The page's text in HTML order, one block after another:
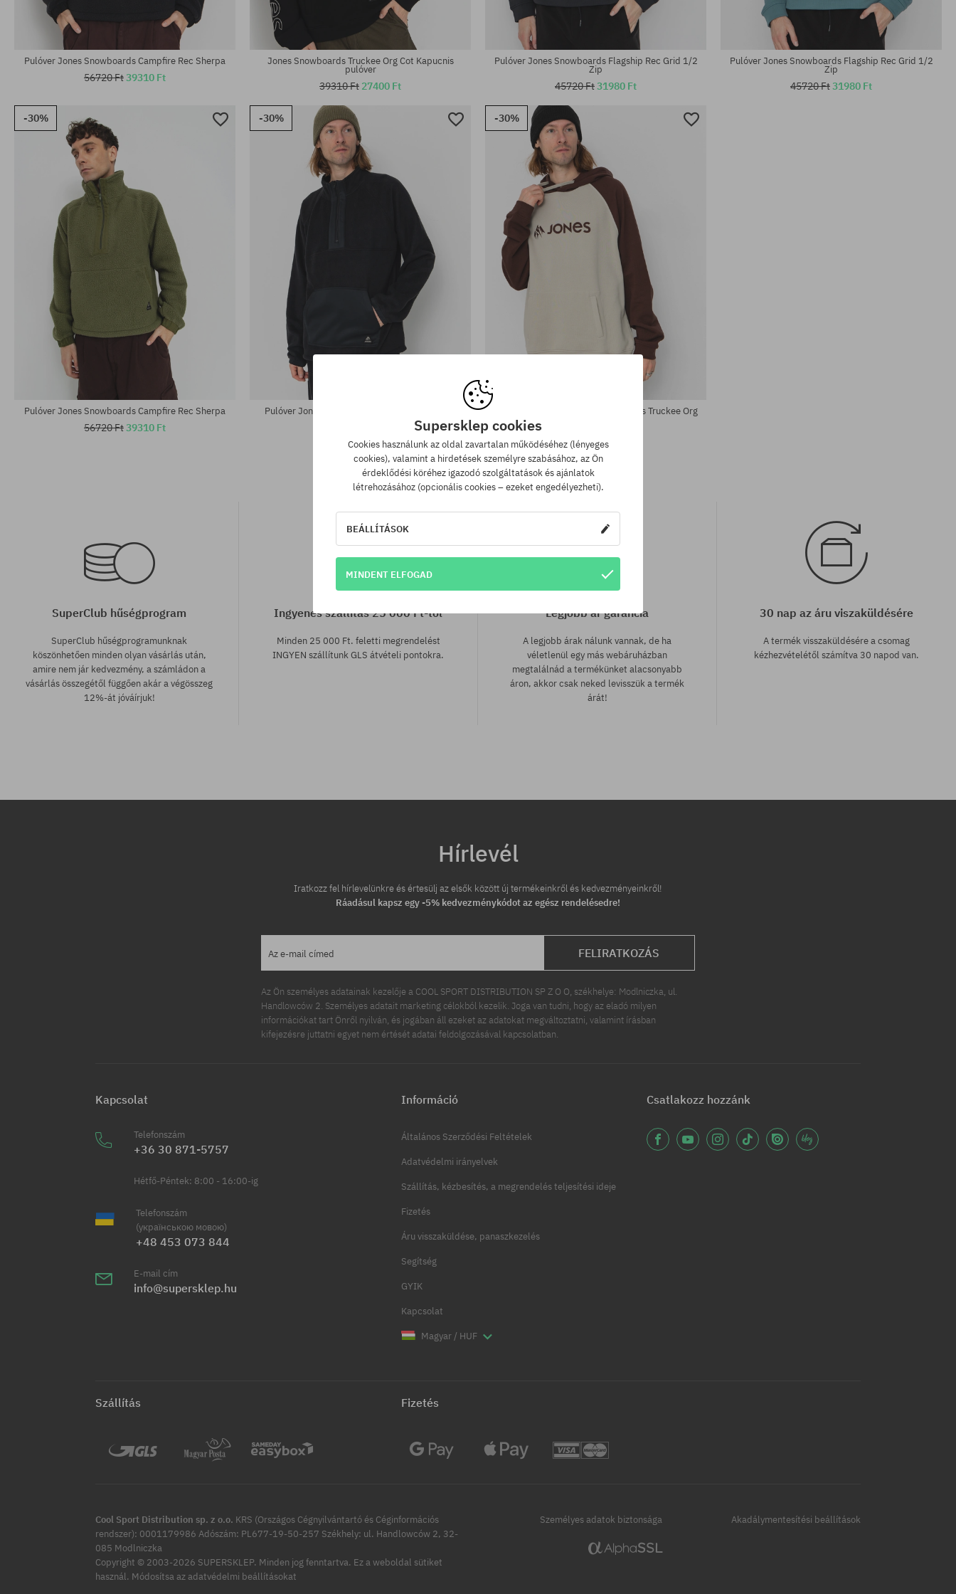
Elérhető méretek:
Pulóver Jones Snowboards Campfire Rec Sherpa
56720 Ft39310 Ft
Elérhető méretek:
Jones Snowboards Truckee Org Cot Kapucnis
pulóver
39310 Ft 27400 Ft
Pulóver Jones Snowboards Flagship Rec Grid 1/2
Zip
45720 Ft31980 Ft
Pulóver Jones Snowboards Flagship Rec Grid 1/2
Zip
45720 Ft31980 Ft
-30%
Pulóver Jones Snowboards Campfire Rec Sherpa
56720 Ft39310 Ft
-30%
Pulóver Jones Snowboards Lodge Half Zip Rec
-30%
Kapucnis pulóver Jones Snowboards Truckee Org
SuperClub hűségprogram
SuperClub hűségprogramunknak
köszönhetően minden olyan vásárlás után,
amire nem jár kedvezmény, a számládon a
vásárlás összegétől függően akár a végösszeg
12%-át jóváírjuk!
Ingyenes szállítás 25 000 Ft-tól
Minden 25 000 Ft. feletti megrendelést
INGYEN szállítunk GLS átvételi pontokra.
Legjobb ár garancia
A legjobb árak nálunk vannak, de ha
véletlenül egy más webáruházban
megtalálnád a termékünket alacsonyabb
áron, akkor csak neked levisszük a termék
árát!
30 nap az áru viszaküldésére
A termék visszaküldésére a csomag
kézhezvételétől számítva 30 napod van.
Hírlevél
Iratkozz fel hírlevelünkre és értesülj az elsők között új termékeinkről és kedvezményeinkről!
Ráadásul kapsz egy -5% kedvezménykódot az egész rendelésedre!
Az e-mail címed FELIRATKOZÁS
Az Ön személyes adatainak kezelője a COOL SPORT DISTRIBUTION SP Z O O, székhelye: Modlniczka, ul.
Handlowców 2. Személyes adatait marketing célokból kezelik. Joga van tudni, hogy az eladó milyen
információkat tart Önről nyilván, és jogában áll ezeket az adatokat megváltoztatni, valamint írásban
kifejezésre juttatni egyet nem értését adatai feldolgozásával kapcsolatban.
Kapcsolat
Telefonszám
+36 30 871-5757
Hétfő-Péntek: 8:00 - 16:00-ig
Telefonszám
(українською мовою)
+48 453 073 844
E-mail cím
info@supersklep.hu
Információ
Általános Szerződési Feltételek
Adatvédelmi irányelvek
Szállítás, kézbesítés, a megrendelés teljesítési ideje
Fizetés
Áru visszaküldése, panaszkezelés
Segítség
GYIK
Kapcsolat
Magyar / HUF
Csatlakozz hozzánk
Szállítás Fizetés
Cool Sport Distribution sp. z o.o. KRS (Országos Cégnyilvántartó és Céginformációs
rendszer): 0001179986 Adószám: PL677-19-50-257 Székhely: ul. Handlowców 2, 32-
085 Modlniczka
Copyright © 2003-2026 SUPERSKLEP. Minden jog fenntartva. Ez a weboldal sütiket
használ. Módosítsa az adatvédelmi beállításokat
Személyes adatok biztonsága Akadálymentesítési beállítások
Supersklep cookies
Cookies használunk az oldal zavartalan működéséhez (lényeges
cookies), valamint a hirdetések személyre szabásához, az Ön
érdeklődési köréhez igazodó szolgáltatások és ajánlatok
létrehozásához (opcionális cookies – ezeket engedélyezheti).
BEÁLLÍTÁSOK
MINDENT ELFOGAD